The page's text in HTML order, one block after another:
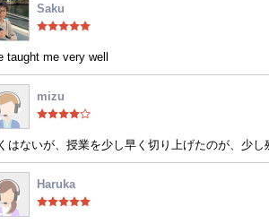
Saku
taught me very well
mizu
はないが、授業を少し早く切り上げたのが、少し
Haruka